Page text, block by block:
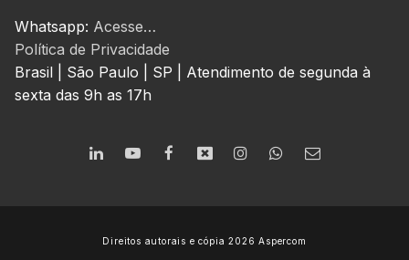
Whatsapp: Acesse…
Política de Privacidade
Brasil | São Paulo | SP | Atendimento de segunda à
sexta das 9h as 17h
Direitos autorais e cópia 2026 Aspercom